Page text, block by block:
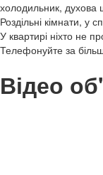
холодильник,
Роздільні кімнати,
У квартирі ніхто не
Телефонуйте за
Відео